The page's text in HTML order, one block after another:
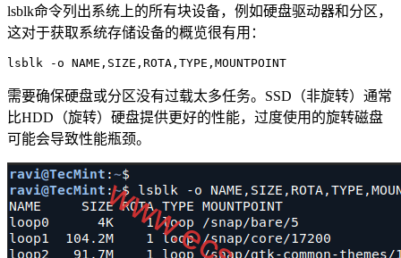
lsblk命令列出系统上的所有块设备，例如硬盘驱动器和分区，
这对于获取系统存储设备的概览很有用：
需要确保硬盘或分区没有过载太多任务。SSD（非旋转）通常
比HDD（旋转）硬盘提供更好的性能，过度使用的旋转磁盘
可能会导致性能瓶颈。